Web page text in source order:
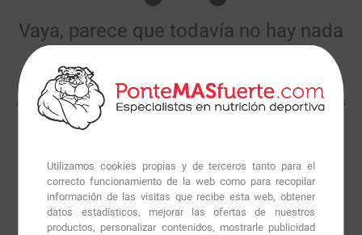
Utilizamos cookies propias y de terceros tanto para el
correcto funcionamiento de la web como para recopilar
información de las visitas que recibe esta web, obtener
datos estadísticos, mejorar las ofertas de nuestros
productos, personalizar contenidos, mostrarle publicidad
Vaya, parece que todavía no hay nada
Añade lo que necesites haciendo clic en el botón de comprar de los
NUESTROS NUTRICIONISTAS RECOMIENDAN: